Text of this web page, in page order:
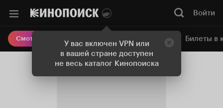
У вас включен VPN или
в вашей стране доступен
не весь каталог Кинопоиска
Войти
Смотреть кино Онлайн-кинотеатр Билеты в